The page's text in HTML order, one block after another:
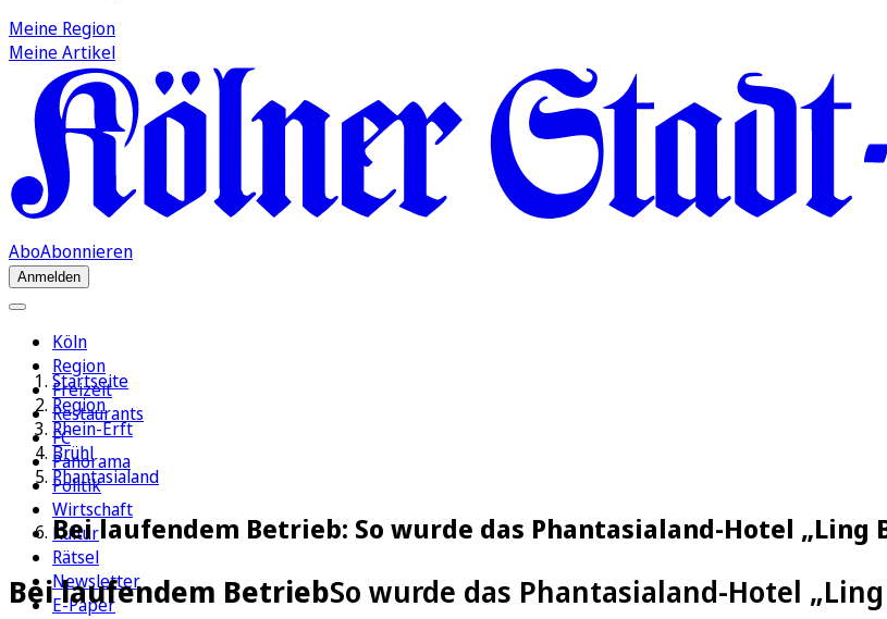
Meine Region
Meine Artikel
AboAbonnieren
Anmelden
Köln
Region
Freizeit
Restaurants
FC
Panorama
Politik
Wirtschaft
Kultur
Rätsel
Newsletter
E-Paper
Startseite
Region
Rhein-Erft
Brühl
Phantasialand
Bei laufendem Betrieb: So wurde das Phantasialand-Hotel
Bei laufendem BetriebSo wurde das Phantasialand-Hotel